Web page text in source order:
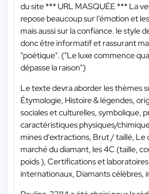
du site*** URL MASQUÉE *** La
repose beaucoup sur l’émotion et
mais aussi sur la confiance. le style
donc être informatif et rassurant
"poétique". ("Le luxe commence
dépasse la raison")
Le texte devra aborder les thèmes
Étymologie, Histoire & légendes,
sociales et culturelles, symbolique,
caractéristiques physiques/
mines d'extractions, Brut / taillé, Le
marché du diamant, les 4C (taille,
poids ), Certifications et
internationaux, Diamants célèbres,